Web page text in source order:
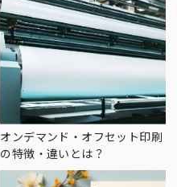
オンデマンド・オフセット印刷
の特徴・違いとは？